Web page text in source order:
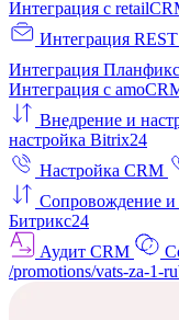
Интеграция с
Интеграция
Интеграция Планфикс
Интеграция с
Внедрение и
настройка Bitrix24
Настройка CRM
Сопровождение и
Битрикс24
Аудит CRM
/promotions/vats-za-1-